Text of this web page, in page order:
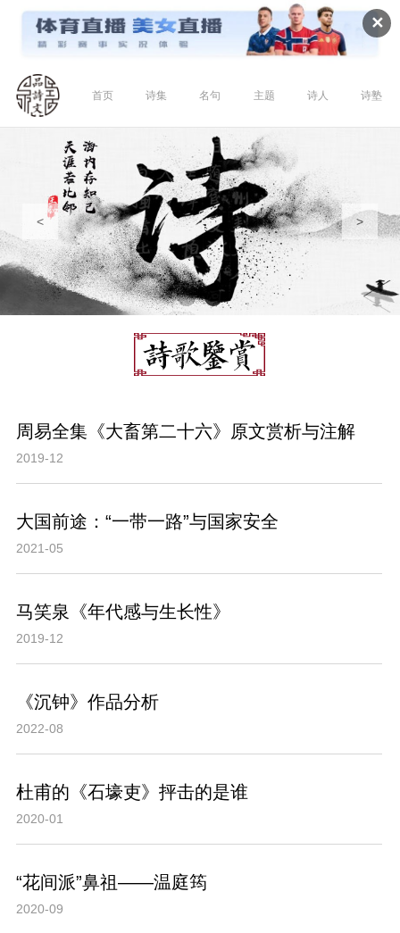
✕
首页 诗集 名句 主题 诗人 诗塾
< >
周易全集《大畜第二十六》原文赏析与注解
2019-12
大国前途：“一带一路”与国家安全
2021-05
马笑泉《年代感与生长性》
2019-12
《沉钟》作品分析
2022-08
杜甫的《石壕吏》抨击的是谁
2020-01
“花间派”鼻祖——温庭筠
2020-09